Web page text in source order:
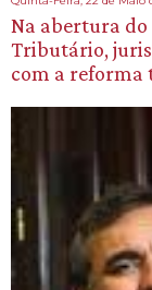
Na abertura do
Tributário,
com a